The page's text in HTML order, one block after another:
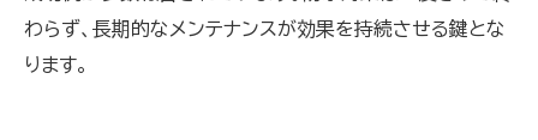
わらず、長期的なメンテナンスが効果を持続させる鍵とな
ります。